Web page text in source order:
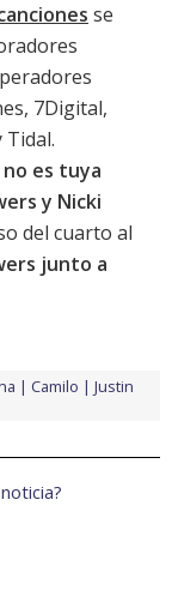
se
7Digital,
no es tuya
y Nicki
del cuarto al
junto a
Camilo
Justin